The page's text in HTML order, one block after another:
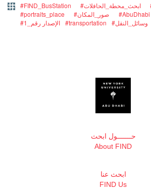
#FIND_BusStation #ابحث_محطة_الحافلات
#portraits_place
#صور_المكان #AbuDhabi
#1_الإصدار رقم #transportation #وسائل_النقل
حـــــــول ابحث
About FIND
ابحث عنا
FIND Us